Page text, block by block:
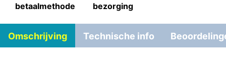
betaalmethode
bezorging
Omschrijving Technische info